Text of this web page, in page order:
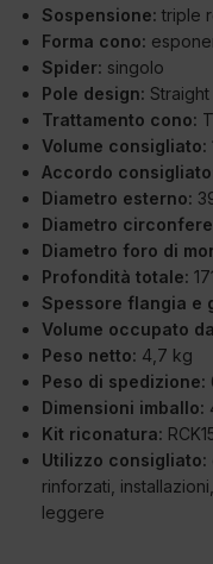
Sospensione: triple
Forma cono:
Spider: singolo
Pole design:
Trattamento cono:
Volume consigliato:
Accordo
Diametro esterno:
Diametro
Diametro foro di
Profondità totale:
Spessore flangia e
Volume occupato
Peso netto: 4,7 kg
Peso di spedizione:
Dimensioni imballo:
Kit riconatura:
Utilizzo consigliato:
rinforzati,
leggere